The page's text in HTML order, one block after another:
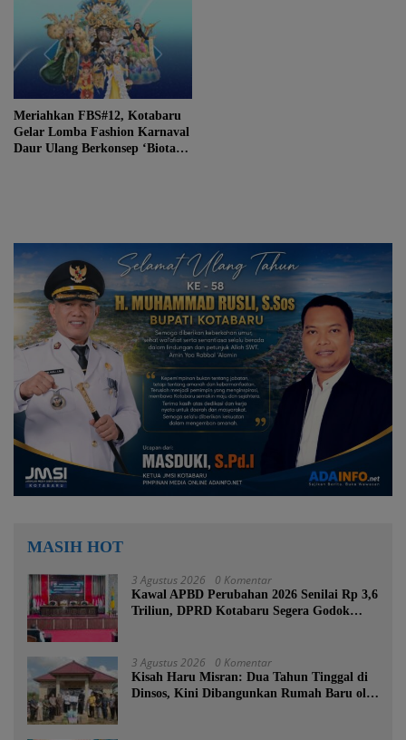
Meriahkan FBS#12, Kotabaru
Gelar Lomba Fashion Karnaval
Daur Ulang Berkonsep ‘Biota
MASIH HOT
3 Agustus 2026 0 Komentar
Kawal APBD Perubahan 2026 Senilai Rp 3,6
Triliun, DPRD Kotabaru Segera Godok
3 Agustus 2026 0 Komentar
Kisah Haru Misran: Dua Tahun Tinggal di
Dinsos, Kini Dibangunkan Rumah Baru oleh